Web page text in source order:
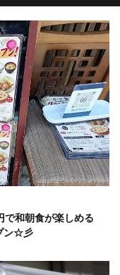
で和朝食が楽しめる
ン☆彡